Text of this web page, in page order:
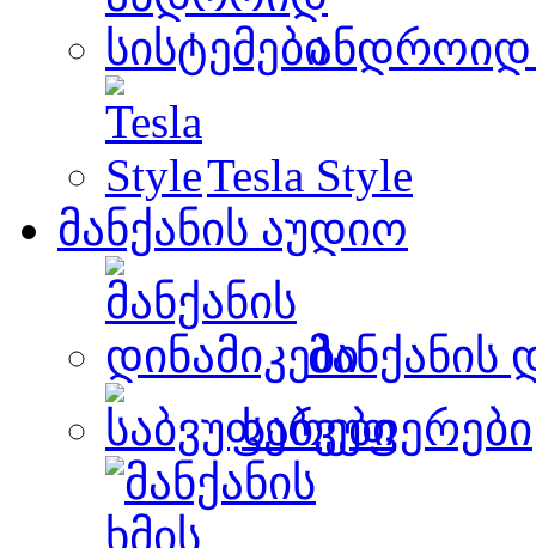
ანდროიდ
Tesla Style
მანქანის აუდიო
მანქანის
საბვუფერები